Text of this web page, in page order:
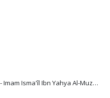
Charh as-sunna - Imam Isma'îl Ibn Yahya Al-Muzanî